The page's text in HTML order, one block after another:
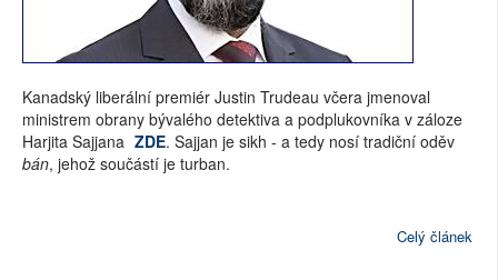
Kanadský liberální premiér Justin Trudeau včera jmenoval
ministrem obrany bývalého detektiva a podplukovníka v záloze
Harjita Sajjana ZDE. Sajjan je sikh - a tedy nosí tradiční oděv
bán, jehož součástí je turban.
Celý článek